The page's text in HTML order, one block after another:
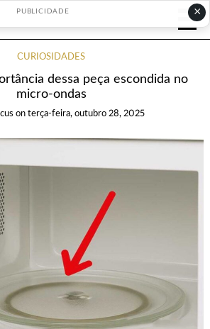
CURIOSIDADES
dessa peça escondida no
micro-ondas
on terça-feira, outubro 28, 2025
×
PUBLICIDADE